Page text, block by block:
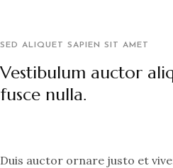
SED ALIQUET SAPIEN SIT AMET
Vestibulum auctor
fusce nulla.
Duis auctor ornare justo et